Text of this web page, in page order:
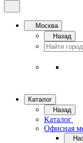
Москва
Назад
Каталог
Назад
Каталог
Офисная